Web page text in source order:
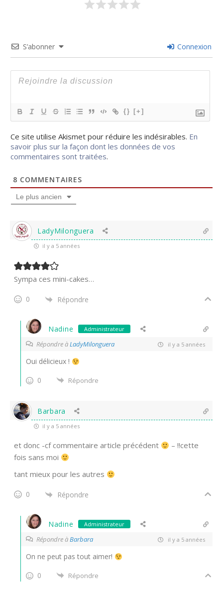
S’abonner Connexion
{} [+]
Ce site utilise Akismet pour réduire les indésirables. En
savoir plus sur la façon dont les données de vos
commentaires sont traitées.
8 COMMENTAIRES
Le plus ancien
LadyMilonguera
il y a 5 années
Sympa ces mini-cakes…
0 Répondre
Nadine Administrateur
Répondre àLadyMilonguera il y a 5 années
Oui délicieux !
0
Répondre
Barbara
il y a 5 années
et donc -cf commentaire article précédent
– !!cette
fois sans moi
tant mieux pour les autres
0 Répondre
Nadine Administrateur
Répondre àBarbara il y a 5 années
On ne peut pas tout aimer!
0
Répondre